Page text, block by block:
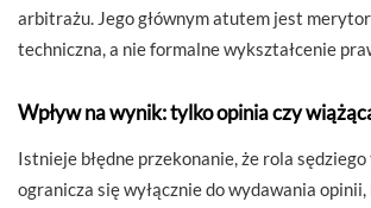
arbitrażu. Jego głównym atutem jest
techniczna, a nie formalne wykształcenie
Wpływ na wynik: tylko opinia czy
Istnieje błędne przekonanie, że rola
ogranicza się wyłącznie do wydawania